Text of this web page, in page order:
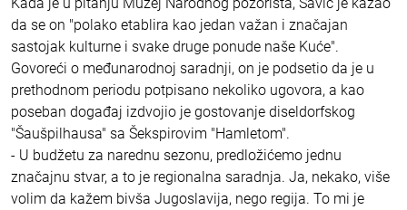
da se on "polako etablira kao jedan važan i značajan
sastojak kulturne i svake druge ponude naše Kuće".
Govoreći o međunarodnoj saradnji, on je podsetio da je u
prethodnom periodu potpisano nekoliko ugovora, a kao
poseban događaj izdvojio je gostovanje diseldorfskog
"Šaušpilhausa" sa Šekspirovim "Hamletom".
- U budžetu za narednu sezonu, predložićemo jednu
značajnu stvar, a to je regionalna saradnja. Ja, nekako, više
volim da kažem bivša Jugoslavija, nego regija. To mi je